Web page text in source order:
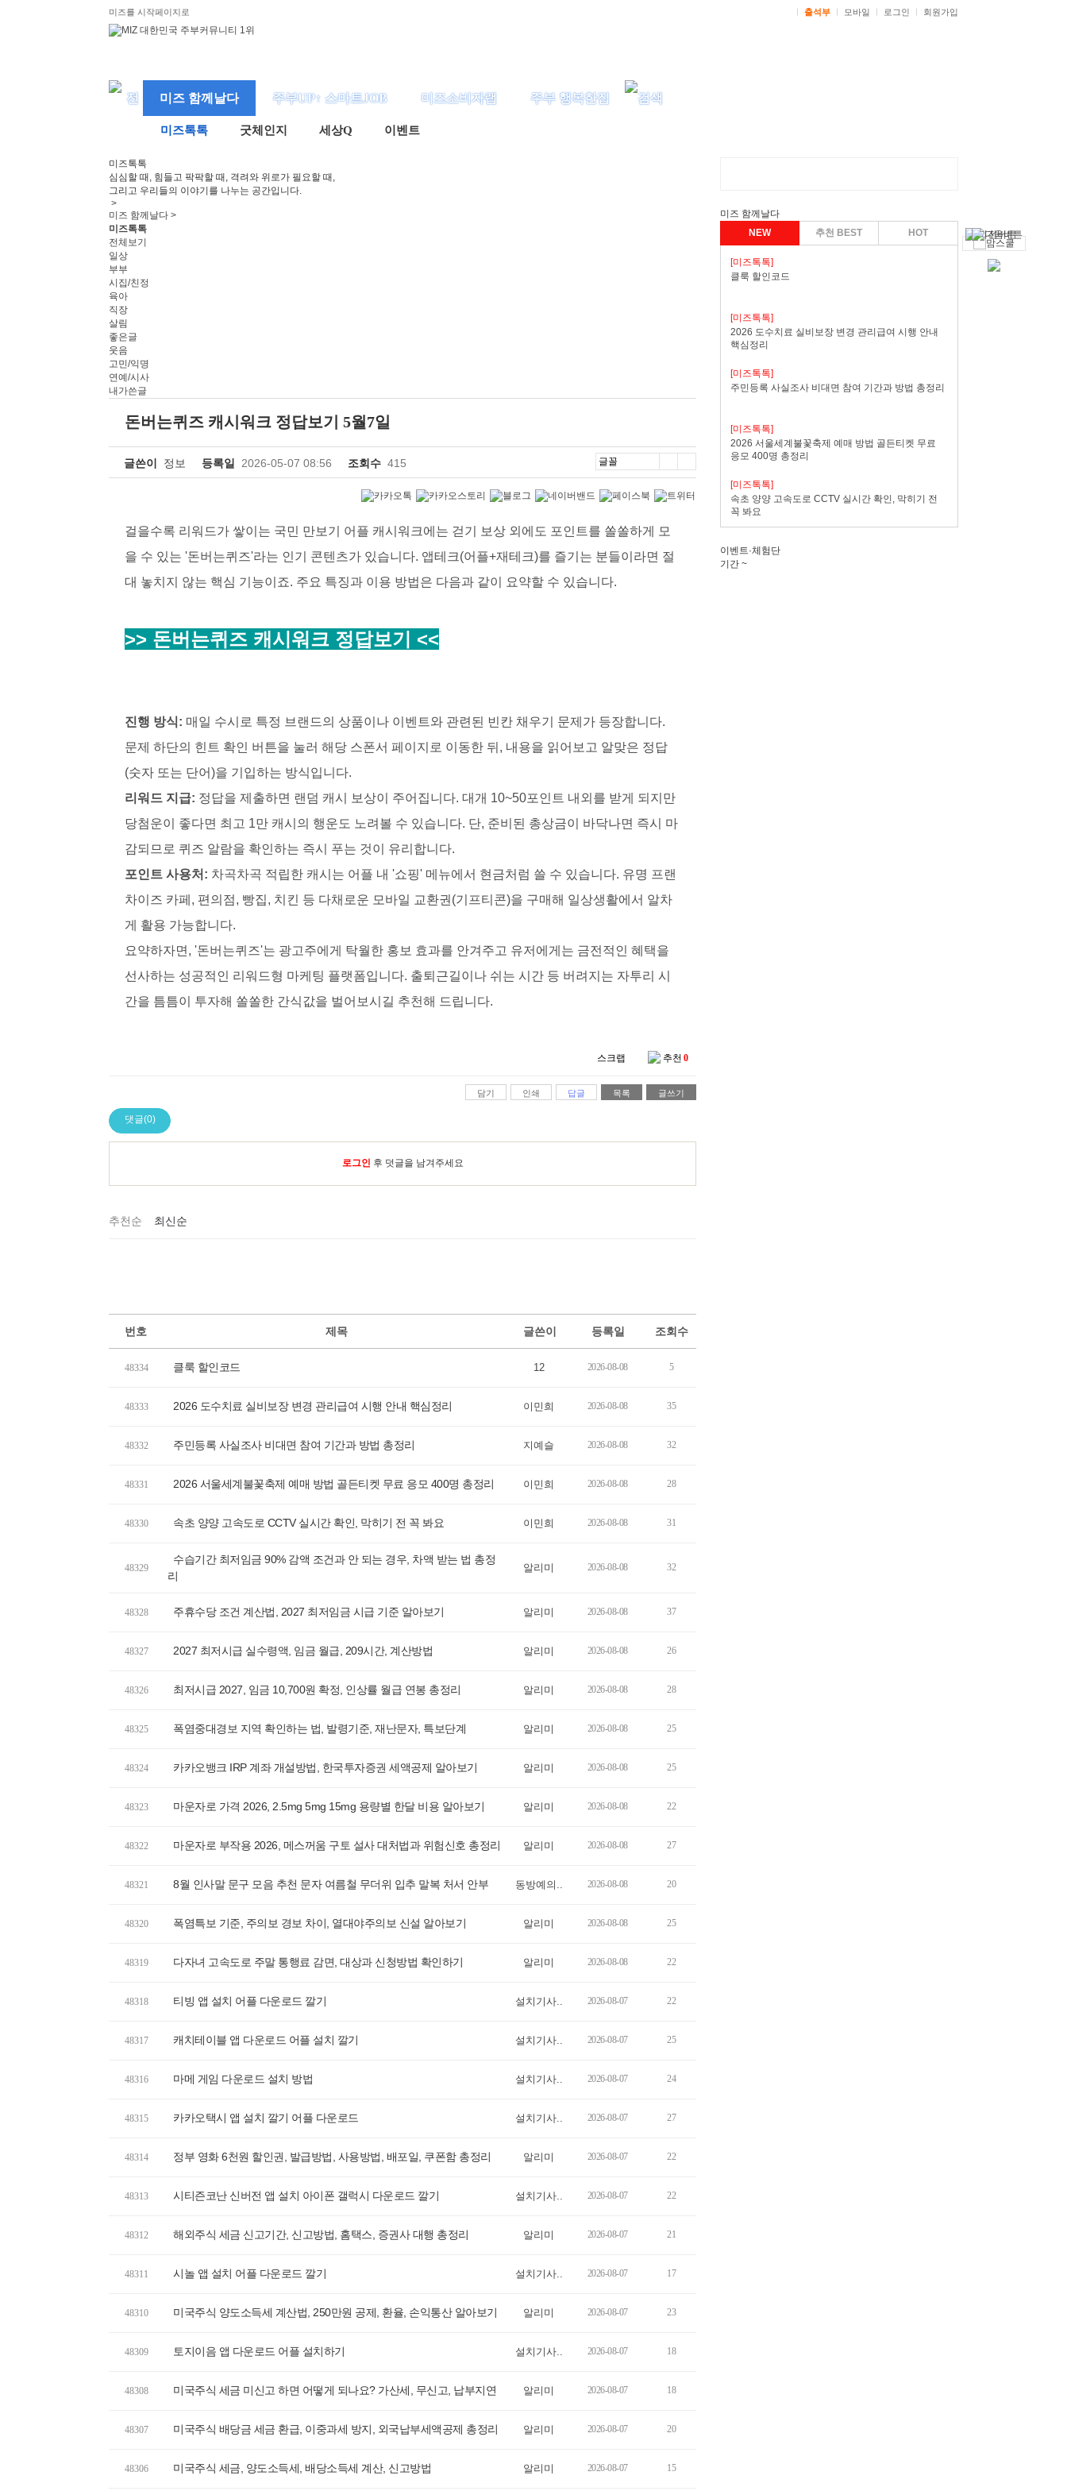
미즈를 시작페이지로 출석부 모바일 로그인 회원가입
미즈 함께날다 주부UP↑ 스마트JOB 미즈소비자랩 주부 행복한집
미즈톡톡 굿체인지 세상Q 이벤트
미즈톡톡
심심할 때, 힘들고 팍팍할 때, 격려와 위로가 필요할 때,
그리고 우리들의 이야기를 나누는 공간입니다.
>
미즈 함께날다 >
미즈톡톡
전체보기
일상
부부
시집/친정
육아
직장
살림
좋은글
웃음
고민/익명
연예/시사
내가쓴글
돈버는퀴즈 캐시워크 정답보기 5월7일
글쓴이 정보 등록일 2026-05-07 08:56 조회수 415
걸을수록 리워드가 쌓이는 국민 만보기 어플 캐시워크에는 걷기 보상 외에도 포인트를 쏠쏠하게 모
을 수 있는 '돈버는퀴즈'라는 인기 콘텐츠가 있습니다. 앱테크(어플+재테크)를 즐기는 분들이라면 절
대 놓치지 않는 핵심 기능이죠. 주요 특징과 이용 방법은 다음과 같이 요약할 수 있습니다.
>> 돈버는퀴즈 캐시워크 정답보기 <<
진행 방식: 매일 수시로 특정 브랜드의 상품이나 이벤트와 관련된 빈칸 채우기 문제가 등장합니다.
문제 하단의 힌트 확인 버튼을 눌러 해당 스폰서 페이지로 이동한 뒤, 내용을 읽어보고 알맞은 정답
(숫자 또는 단어)을 기입하는 방식입니다.
리워드 지급: 정답을 제출하면 랜덤 캐시 보상이 주어집니다. 대개 10~50포인트 내외를 받게 되지만
당첨운이 좋다면 최고 1만 캐시의 행운도 노려볼 수 있습니다. 단, 준비된 총상금이 바닥나면 즉시 마
감되므로 퀴즈 알람을 확인하는 즉시 푸는 것이 유리합니다.
포인트 사용처: 차곡차곡 적립한 캐시는 어플 내 '쇼핑' 메뉴에서 현금처럼 쓸 수 있습니다. 유명 프랜
차이즈 카페, 편의점, 빵집, 치킨 등 다채로운 모바일 교환권(기프티콘)을 구매해 일상생활에서 알차
게 활용 가능합니다.
요약하자면, '돈버는퀴즈'는 광고주에게 탁월한 홍보 효과를 안겨주고 유저에게는 금전적인 혜택을
선사하는 성공적인 리워드형 마케팅 플랫폼입니다. 출퇴근길이나 쉬는 시간 등 버려지는 자투리 시
간을 틈틈이 투자해 쏠쏠한 간식값을 벌어보시길 추천해 드립니다.
스크랩 추천 0
담기 인쇄 답글 목록 글쓰기
댓글(0)
로그인 후 덧글을 남겨주세요
추천순 최신순
번호 제목 글쓴이 등록일 조회수
48334 클룩 할인코드 12 2026-08-08 5
48333 2026 도수치료 실비보장 변경 관리급여 시행 안내 핵심정리 이민희 2026-08-08 35
48332 주민등록 사실조사 비대면 참여 기간과 방법 총정리 지예슬 2026-08-08 32
48331 2026 서울세계불꽃축제 예매 방법 골든티켓 무료 응모 400명 총정리 이민희 2026-08-08 28
48330 속초 양양 고속도로 CCTV 실시간 확인, 막히기 전 꼭 봐요 이민희 2026-08-08 31
48329
수습기간 최저임금 90% 감액 조건과 안 되는 경우, 차액 받는 법 총정
리
알리미 2026-08-08 32
48328 주휴수당 조건 계산법, 2027 최저임금 시급 기준 알아보기 알리미 2026-08-08 37
48327 2027 최저시급 실수령액, 임금 월급, 209시간, 계산방법 알리미 2026-08-08 26
48326 최저시급 2027, 임금 10,700원 확정, 인상률 월급 연봉 총정리 알리미 2026-08-08 28
48325 폭염중대경보 지역 확인하는 법, 발령기준, 재난문자, 특보단계 알리미 2026-08-08 25
48324 카카오뱅크 IRP 계좌 개설방법, 한국투자증권 세액공제 알아보기 알리미 2026-08-08 25
48323 마운자로 가격 2026, 2.5mg 5mg 15mg 용량별 한달 비용 알아보기 알리미 2026-08-08 22
48322 마운자로 부작용 2026, 메스꺼움 구토 설사 대처법과 위험신호 총정리 알리미 2026-08-08 27
48321 8월 인사말 문구 모음 추천 문자 여름철 무더위 입추 말복 처서 안부 동방예의.. 2026-08-08 20
48320 폭염특보 기준, 주의보 경보 차이, 열대야주의보 신설 알아보기 알리미 2026-08-08 25
48319 다자녀 고속도로 주말 통행료 감면, 대상과 신청방법 확인하기 알리미 2026-08-08 22
48318 티빙 앱 설치 어플 다운로드 깔기 설치기사.. 2026-08-07 22
48317 캐치테이블 앱 다운로드 어플 설치 깔기 설치기사.. 2026-08-07 25
48316 마메 게임 다운로드 설치 방법 설치기사.. 2026-08-07 24
48315 카카오택시 앱 설치 깔기 어플 다운로드 설치기사.. 2026-08-07 27
48314 정부 영화 6천원 할인권, 발급방법, 사용방법, 배포일, 쿠폰함 총정리 알리미 2026-08-07 22
48313 시티즌코난 신버전 앱 설치 아이폰 갤럭시 다운로드 깔기 설치기사.. 2026-08-07 22
48312 해외주식 세금 신고기간, 신고방법, 홈택스, 증권사 대행 총정리 알리미 2026-08-07 21
48311 시놀 앱 설치 어플 다운로드 깔기 설치기사.. 2026-08-07 17
48310 미국주식 양도소득세 계산법, 250만원 공제, 환율, 손익통산 알아보기 알리미 2026-08-07 23
48309 토지이음 앱 다운로드 어플 설치하기 설치기사.. 2026-08-07 18
48308 미국주식 세금 미신고 하면 어떻게 되나요? 가산세, 무신고, 납부지연 알리미 2026-08-07 18
48307 미국주식 배당금 세금 환급, 이중과세 방지, 외국납부세액공제 총정리 알리미 2026-08-07 20
48306 미국주식 세금, 양도소득세, 배당소득세 계산, 신고방법 알리미 2026-08-07 15
미즈 함께날다
NEW
추천 BEST HOT
[미즈톡톡]
클룩 할인코드
[미즈톡톡]
2026 도수치료 실비보장 변경 관리급여 시행 안내
핵심정리
[미즈톡톡]
주민등록 사실조사 비대면 참여 기간과 방법 총정리
[미즈톡톡]
2026 서울세계불꽃축제 예매 방법 골든티켓 무료
응모 400명 총정리
[미즈톡톡]
속초 양양 고속도로 CCTV 실시간 확인, 막히기 전
꼭 봐요
이벤트·체험단
기간 ~